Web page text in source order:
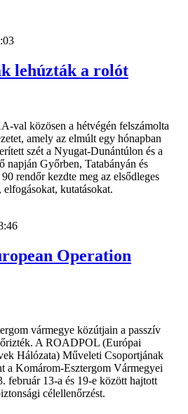
lehúzták a rolót
val közösen a hétvégén felszámolta
amely az elmúlt egy hónapban
szét a Nyugat-Dunántúlon és a
napján Győrben, Tatabányán és
rendőr kezdte meg az elsődleges
kutatásokat.
Operation
vármegye közútjain a passzív
A ROADPOL (Európai
Hálózata) Műveleti Csoportjának
a Komárom-Esztergom Vármegyei
február 13-a és 19-e között hajtott
célellenőrzést.